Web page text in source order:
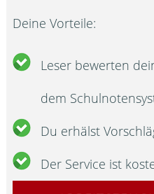
Deine Vorteile:
Leser bewerten
dem
Du erhälst
Der Service ist